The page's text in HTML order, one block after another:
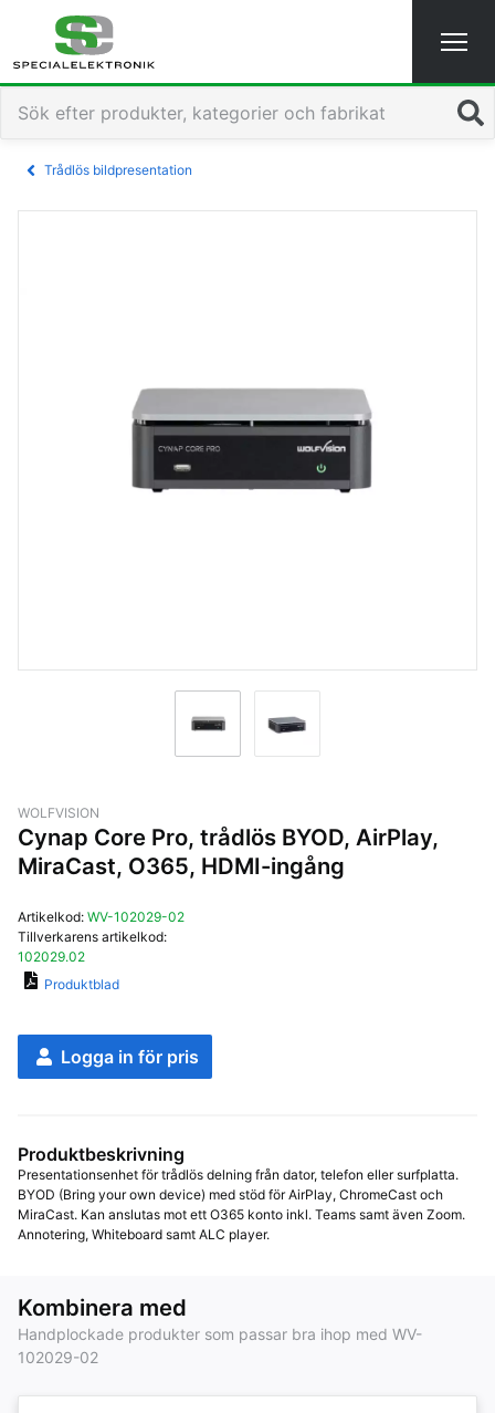
Sök
Trådlös bildpresentation
WOLFVISION
Cynap Core Pro, trådlös BYOD, AirPlay,
MiraCast, O365, HDMI-ingång
Artikelkod: WV-102029-02
Tillverkarens artikelkod:
102029.02
Produktblad
Logga in för pris
Produktbeskrivning
Presentationsenhet för trådlös delning från dator, telefon eller surfplatta.
BYOD (Bring your own device) med stöd för AirPlay, ChromeCast och
MiraCast. Kan anslutas mot ett O365 konto inkl. Teams samt även Zoom.
Annotering, Whiteboard samt ALC player.
Kombinera med
Handplockade produkter som passar bra ihop med WV-
102029-02